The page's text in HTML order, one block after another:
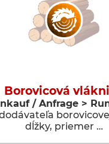
Borovicová
/ Anfrage >
dĺžky, priemer …